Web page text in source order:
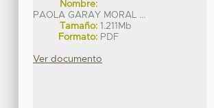
Nombre:
PAOLA GARAY MORAL ...
Tamaño: 1.211Mb
Formato: PDF
Ver documento